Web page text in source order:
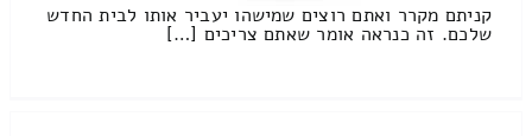
קניתם מקרר ואתם רוצים שמישהו יעביר אותו לבית החדש
שלכם. זה כנראה אומר שאתם צריכים […]